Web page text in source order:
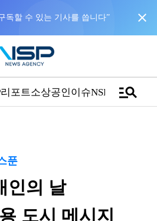
독할 수 있는 기사를 씁니다” close
포트소상공인이슈NSPTVmanage_search
푼
인의 날
도시 메시지